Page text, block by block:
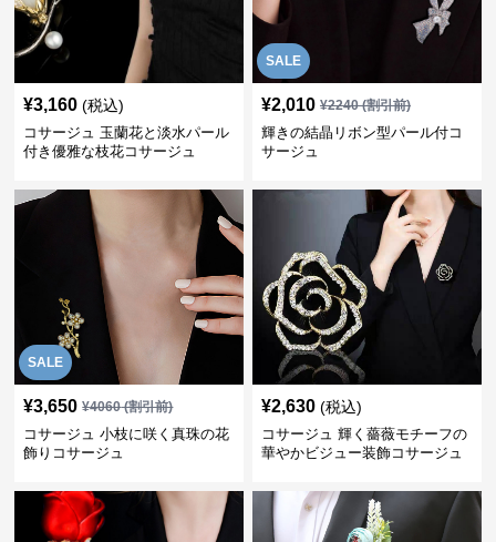
¥3,160 (税込)
コサージュ 玉蘭花と淡水パール
付き優雅な枝花コサージュ
SALE
¥2,010 ¥2240(割引前)
輝きの結晶リボン型パール付コ
サージュ
SALE
¥3,650 ¥4060(割引前)
コサージュ 小枝に咲く真珠の花
飾りコサージュ
¥2,630 (税込)
コサージュ 輝く薔薇モチーフの
華やかビジュー装飾コサージュ